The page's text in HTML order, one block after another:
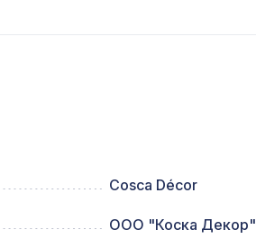
7043 ₽
Cosca Décor
ООО "Коска Декор"